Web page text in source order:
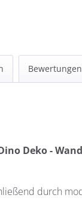
Bewertungen
Deko -
durch